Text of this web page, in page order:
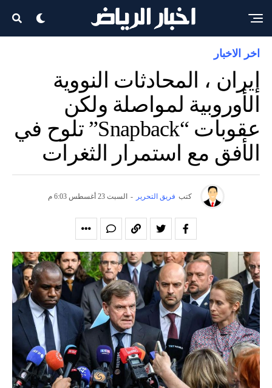
اخر الاخبار
إيران ، المحادثات النووية
الأوروبية لمواصلة ولكن
عقوبات “Snapback” تلوح في
الأفق مع استمرار الثغرات
كتب فريق التحرير - السبت 23 أغسطس 6:03 م